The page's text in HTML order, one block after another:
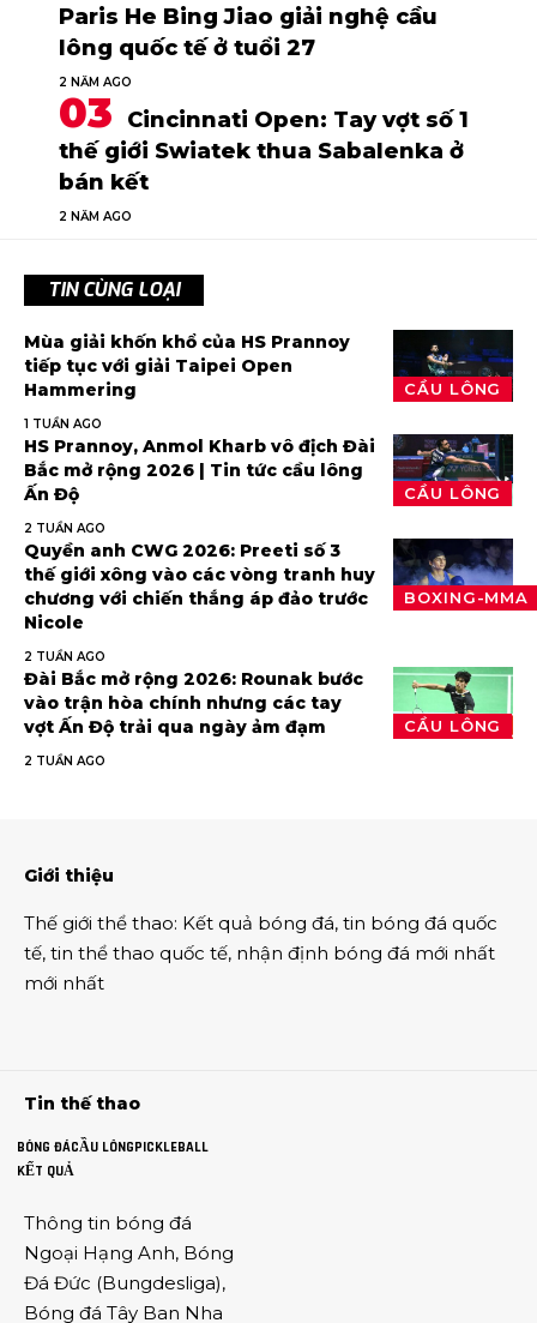
Paris He Bing Jiao giải nghệ cầu
lông quốc tế ở tuổi 27
2 NĂM AGO
Cincinnati Open: Tay vợt số 1
thế giới Swiatek thua Sabalenka ở
bán kết
2 NĂM AGO
TIN CÙNG LOẠI
CẦU LÔNG
Mùa giải khốn khổ của HS Prannoy
tiếp tục với giải Taipei Open
Hammering
1 TUẦN AGO
CẦU LÔNG
HS Prannoy, Anmol Kharb vô địch Đài
Bắc mở rộng 2026 | Tin tức cầu lông
Ấn Độ
2 TUẦN AGO
BOXING-MMA
Quyền anh CWG 2026: Preeti số 3
thế giới xông vào các vòng tranh huy
chương với chiến thắng áp đảo trước
Nicole
2 TUẦN AGO
CẦU LÔNG
Đài Bắc mở rộng 2026: Rounak bước
vào trận hòa chính nhưng các tay
vợt Ấn Độ trải qua ngày ảm đạm
2 TUẦN AGO
Giới thiệu
Thế giới thể thao: Kết quả bóng đá, tin bóng đá quốc
tế, tin thể thao quốc tế, nhận định bóng đá mới nhất
mới nhất
Tin thế thao
BÓNG ĐÁCẦU LÔNGPICKLEBALL
KẾT QUẢ
Thông tin bóng đá
Ngoại Hạng Anh, Bóng
Đá Đức (Bungdesliga),
Bóng đá Tây Ban Nha